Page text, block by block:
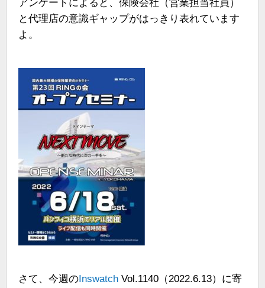
アンケートによると、保険会社（営業担当社員）
と代理店の意識ギャップがはっきり表れています
よ。
さて、今週の Inswatch Vol.1140（2022.6.13）に寄